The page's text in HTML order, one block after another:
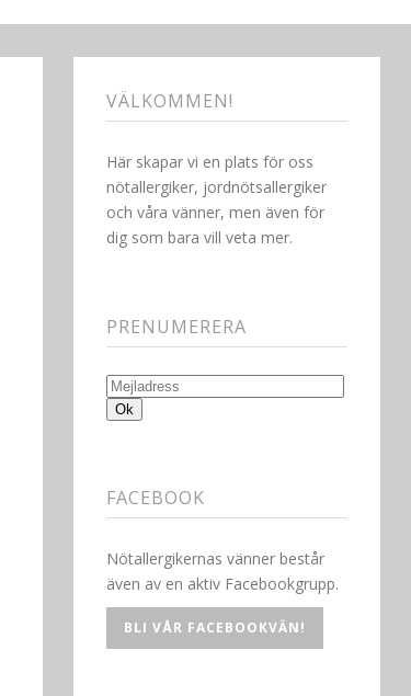
VÄLKOMMEN!
Här skapar vi en plats för oss
nötallergiker, jordnötsallergiker
och våra vänner, men även för
dig som bara vill veta mer.
PRENUMERERA
Mejladress
Ok
FACEBOOK
Nötallergikernas vänner består
även av en aktiv Facebookgrupp.
BLI VÅR FACEBOOKVÄN!